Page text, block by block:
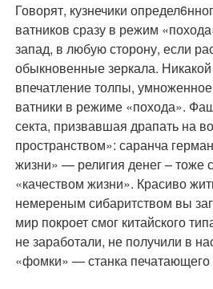
Говорят, кузнечики
ватников сразу в режим
запад, в любую сторону, если
обыкновенные зеркала.
впечатление толпы,
ватники в режиме «похода».
секта, призвавшая драпать на
пространством»: саранча
жизни» — религия денег – тоже
«качеством жизни». Красиво
немереным сибаритством вы
мир покроет смог китайского
не заработали, не получили в
«фомки» — станка